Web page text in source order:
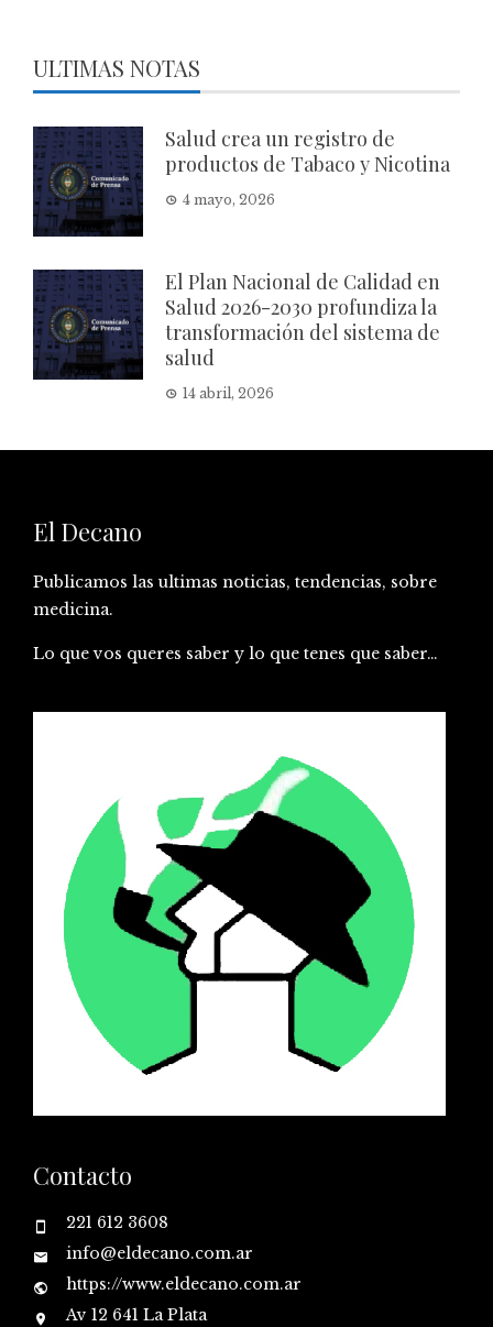
ULTIMAS NOTAS
Salud crea un registro de
productos de Tabaco y Nicotina
4 mayo, 2026
El Plan Nacional de Calidad en
Salud 2026-2030 profundiza la
transformación del sistema de
salud
14 abril, 2026
El Decano
Publicamos las ultimas noticias, tendencias, sobre
medicina.
Lo que vos queres saber y lo que tenes que saber…
Contacto
221 612 3608
info@eldecano.com.ar
https://www.eldecano.com.ar
Av 12 641 La Plata